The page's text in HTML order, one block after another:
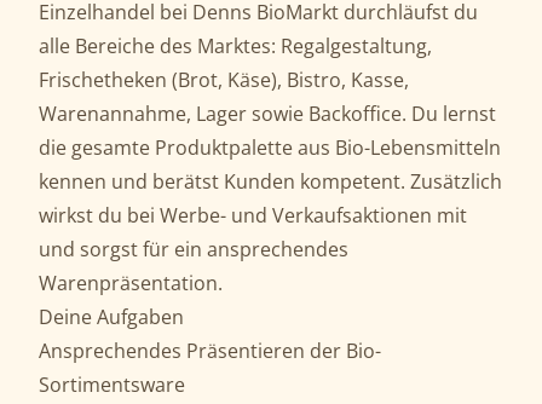
Einzelhandel bei Denns BioMarkt durchläufst du
alle Bereiche des Marktes: Regalgestaltung,
Frischetheken (Brot, Käse), Bistro, Kasse,
Warenannahme, Lager sowie Backoffice. Du lernst
die gesamte Produktpalette aus Bio-Lebensmitteln
kennen und berätst Kunden kompetent. Zusätzlich
wirkst du bei Werbe- und Verkaufsaktionen mit
und sorgst für ein ansprechendes
Warenpräsentation.
Deine Aufgaben
Ansprechendes Präsentieren der Bio-
Sortimentsware